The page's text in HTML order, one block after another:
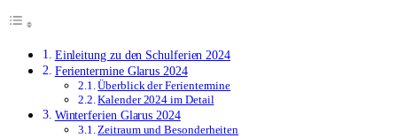
Einleitung zu den Schulferien 2024
Ferientermine Glarus 2024
Überblick der Ferientermine
Kalender 2024 im Detail
Winterferien Glarus 2024
Zeitraum und Besonderheiten